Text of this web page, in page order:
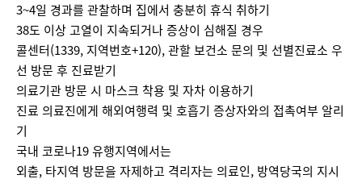
3~4일 경과를 관찰하며 집에서 충분히 휴식 취하기
38도 이상 고열이 지속되거나 증상이 심해질 경우
콜센터(1339, 지역번호+120), 관할 보건소 문의 및 선별진료소 우
선 방문 후 진료받기
의료기관 방문 시 마스크 착용 및 자차 이용하기
진료 의료진에게 해외여행력 및 호흡기 증상자와의 접촉여부 알리
기
국내 코로나19 유행지역에서는
외출, 타지역 방문을 자제하고 격리자는 의료인, 방역당국의 지시